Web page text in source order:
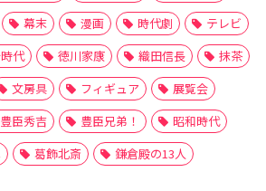
幕末 漫画 時代劇
テレビ
代 徳川家康 織田信長
抹茶
文房具 フィギュア
展覧会
豊臣秀吉 豊臣兄弟！
昭和時代
葛飾北斎 鎌倉殿の13人